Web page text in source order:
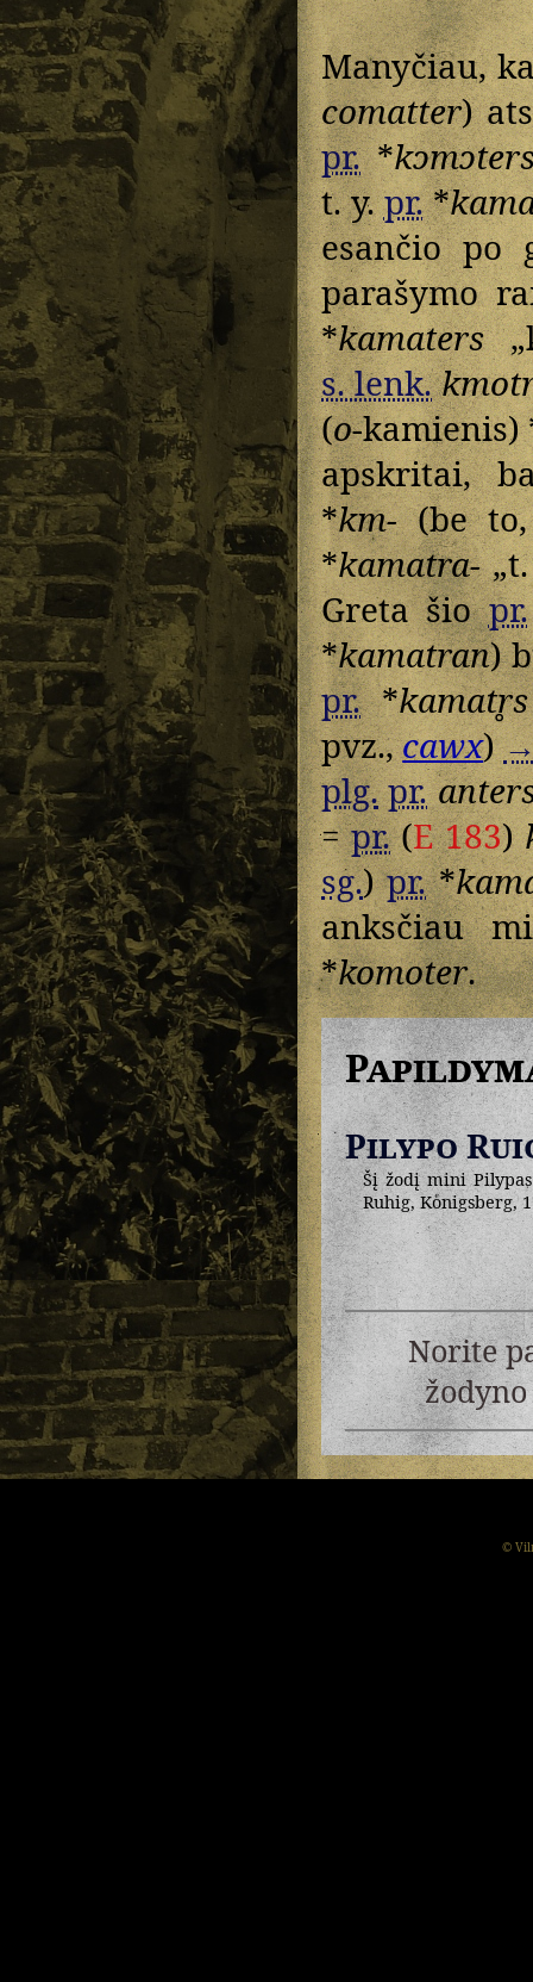
Manyčiau,
comatter)
pr.*
t. y.pr.*
esančio po
parašymo
*kamaters
s. lenk.
(o-kamienis)
apskritai,
*km-(be
*kamatra-„t.
Greta šiopr.
*kamatran)
pr.*kamatr̥s
pvz.,cawx)
plg. pr.
=pr.(E 183)
sg.)pr.*
anksčiau
*komoter.
Pilypo
Šį žodį mini
Ruhig, Koͤnigsberg,
Norite
©